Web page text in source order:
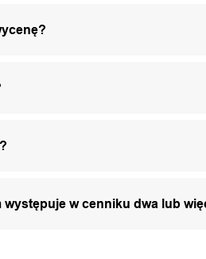
w cenniku dwa lub